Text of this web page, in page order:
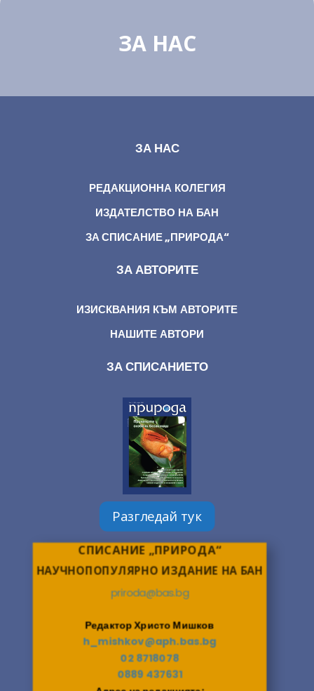
ЗА НАС
ЗА НАС
РЕДАКЦИОННА КОЛЕГИЯ
ИЗДАТЕЛСТВО НА БАН
ЗА СПИСАНИЕ „ПРИРОДА“
ЗА АВТОРИТЕ
ИЗИСКВАНИЯ КЪМ АВТОРИТЕ
НАШИТЕ АВТОРИ
ЗА СПИСАНИЕТО
Разгледай тук
СПИСАНИЕ „ПРИРОДА“
НАУЧНОПОПУЛЯРНО ИЗДАНИЕ НА БАН
priroda@bas.bg
Редактор Христо Мишков
h_mishkov@aph.bas.bg
02 8718078
0889 437631